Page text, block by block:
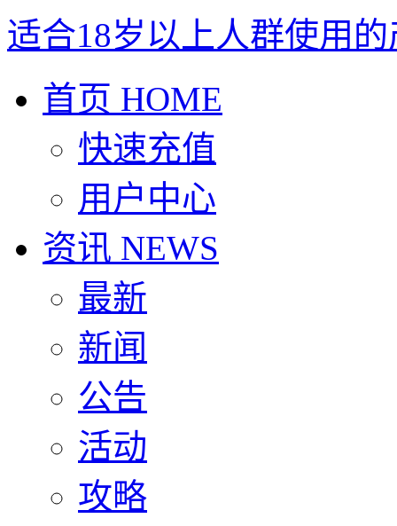
适合18岁以上人群使用
首页 HOME
快速充值
用户中心
资讯 NEWS
最新
新闻
公告
活动
攻略